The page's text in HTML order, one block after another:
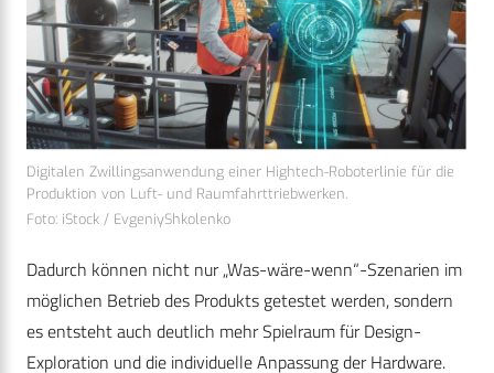
Digitalen Zwillingsanwendung einer Hightech-Roboterlinie für die
Produktion von Luft- und Raumfahrttriebwerken.
Foto: iStock / EvgeniyShkolenko
Dadurch können nicht nur „Was-wäre-wenn“-Szenarien im
möglichen Betrieb des Produkts getestet werden, sondern
es entsteht auch deutlich mehr Spielraum für Design-
Exploration und die individuelle Anpassung der Hardware.